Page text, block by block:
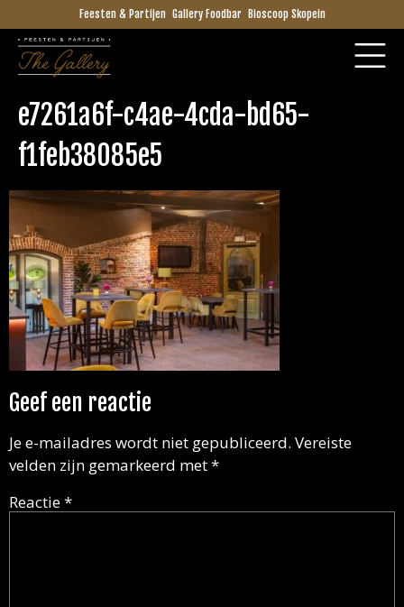
Feesten & Partijen Gallery Foodbar Bioscoop Skopein
e7261a6f-c4ae-4cda-bd65-
f1feb38085e5
Geef een reactie
Je e-mailadres wordt niet gepubliceerd. Vereiste
velden zijn gemarkeerd met*
Reactie*